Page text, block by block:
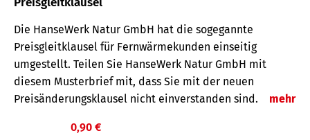
Die HanseWerk Natur GmbH hat die sogegannte
Preisgleitklausel für Fernwärmekunden einseitig
umgestellt. Teilen Sie HanseWerk Natur GmbH mit
diesem Musterbrief mit, dass Sie mit der neuen
Preisänderungsklausel nicht einverstanden sind.
mehr
0,90 €